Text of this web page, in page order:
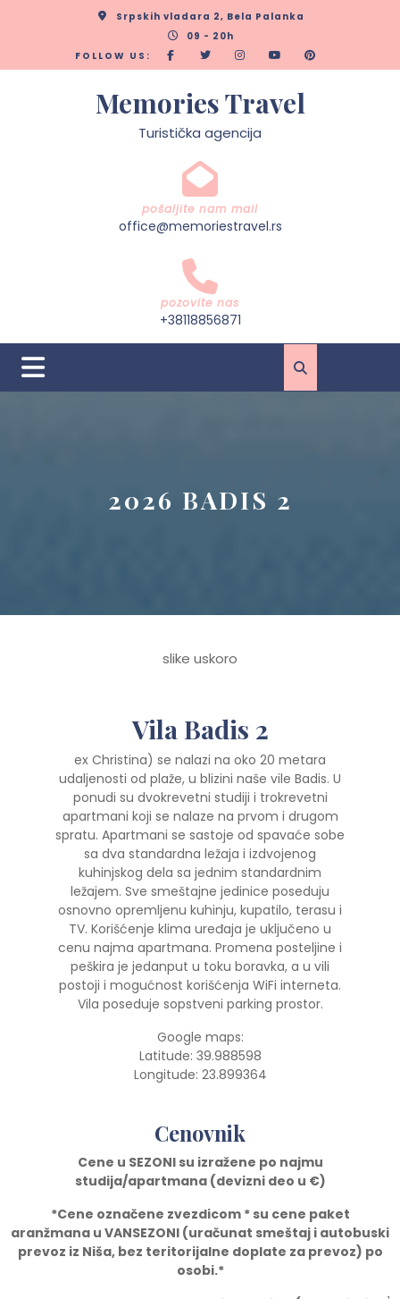
Srpskih vladara 2, Bela Palanka
09 - 20h
FOLLOW US:
Memories Travel
Turistička agencija
pošaljite nam mail
office@memoriestravel.rs
pozovite nas
+38118856871
Open
2026 BADIS 2
slike uskoro
Vila Badis 2
ex Christina) se nalazi na oko 20 metara
udaljenosti od plaže, u blizini naše vile Badis. U
ponudi su dvokrevetni studiji i trokrevetni
apartmani koji se nalaze na prvom i drugom
spratu. Apartmani se sastoje od spavaće sobe
sa dva standardna ležaja i izdvojenog
kuhinjskog dela sa jednim standardnim
ležajem. Sve smeštajne jedinice poseduju
osnovno opremljenu kuhinju, kupatilo, terasu i
TV. Korišćenje klima uređaja je uključeno u
cenu najma apartmana. Promena posteljine i
peškira je jedanput u toku boravka, a u vili
postoji i mogućnost korišćenja WiFi interneta.
Vila poseduje sopstveni parking prostor.
Google maps:
Latitude: 39.988598
Longitude: 23.899364
Cenovnik
Cene u SEZONI su izražene po najmu
studija/apartmana (devizni deo u €)
*Cene označene zvezdicom * su cene paket
aranžmana u VANSEZONI (uračunat smeštaj i autobuski
prevoz iz Niša, bez teritorijalne doplate za prevoz) po
osobi.*